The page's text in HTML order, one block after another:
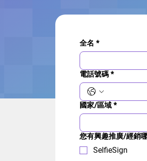
全名 *
電話號碼 *
國家/區域 *
您有興趣推廣/經銷
SelfieSign